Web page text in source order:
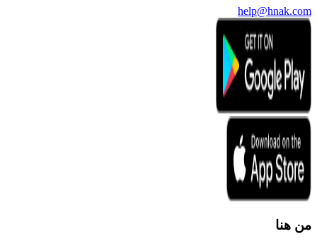
help@hnak.com
من هنا